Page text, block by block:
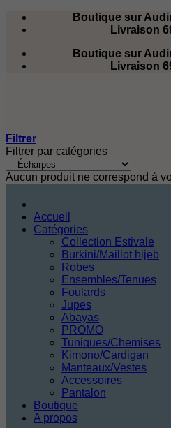
Passer
Boutique sur
Livraison
Boutique sur
Livraison
Accueil
Catégories
Collection Estivale
Burkini/Maillot hijeb
Robes
Ensembles/Tenues
Foulards
Jupes
Abayas
PROMO
Tuniques/Chemises
Kimono/Cardigan
Manteaux/Vestes
Accessoires
Pantalon
Boutique
A propos
Filtrer
Filtrer par catégories
Aucun produit ne correspond à